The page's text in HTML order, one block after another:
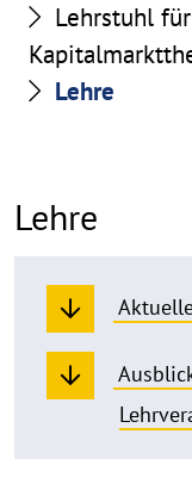
Lehrstuhl
Lehre
Lehre